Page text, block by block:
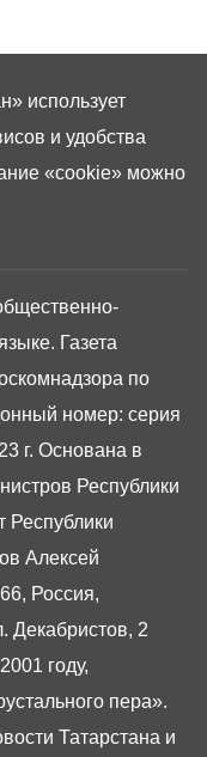
Газета
по
номер: серия
г. Основана в
Республики
Республики
Алексей
Россия,
Декабристов, 2
году,
пера».
Татарстана и
использует
и удобства
«cookie» можно